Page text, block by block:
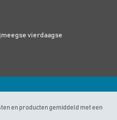
vierdaagse
en producten gemiddeld met een